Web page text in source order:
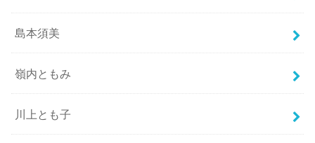
島本須美
嶺内ともみ
川上とも子